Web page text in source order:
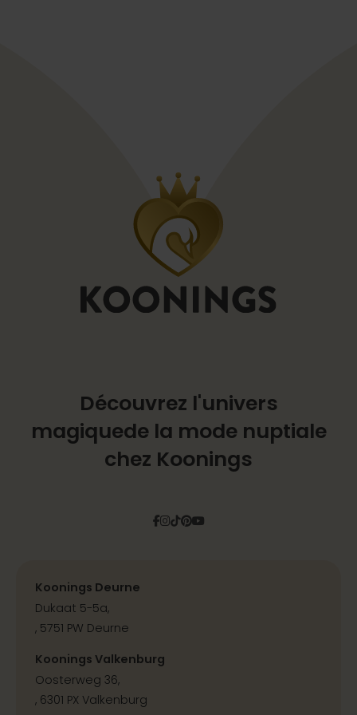
Découvrez l'univers
magiquede la mode nuptiale
chez Koonings
Facebook
Instagram
Tiktok
Pinterest
YouTube
Koonings Deurne
Dukaat 5-5a,
, 5751 PW Deurne
Koonings Valkenburg
Oosterweg 36,
, 6301 PX Valkenburg